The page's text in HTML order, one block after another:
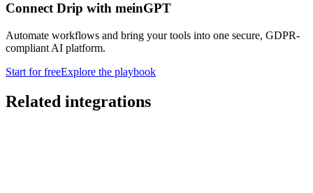
Connect Drip with meinGPT
Automate workflows and bring your tools into one secure, GDPR-
compliant AI platform.
Start for freeExplore the playbook
Related integrations